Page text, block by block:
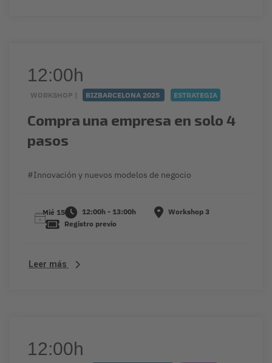
12:00h
WORKSHOP | BIZBARCELONA 2025 ESTRATEGIA
Compra una empresa en solo 4
pasos
#Innovación y nuevos modelos de negocio
Mié 15 12:00h - 13:00h
Workshop 3
Registro previo
Leer más
12:00h